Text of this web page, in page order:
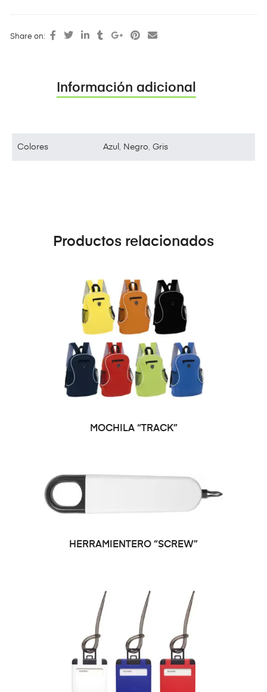
Share on:
Información adicional
Colores Azul Negro ,Gris
Productos relacionados
SELECCIONAR OPCIONES
MOCHILA “TRACK”
HERRAMIENTERO “SCREW”